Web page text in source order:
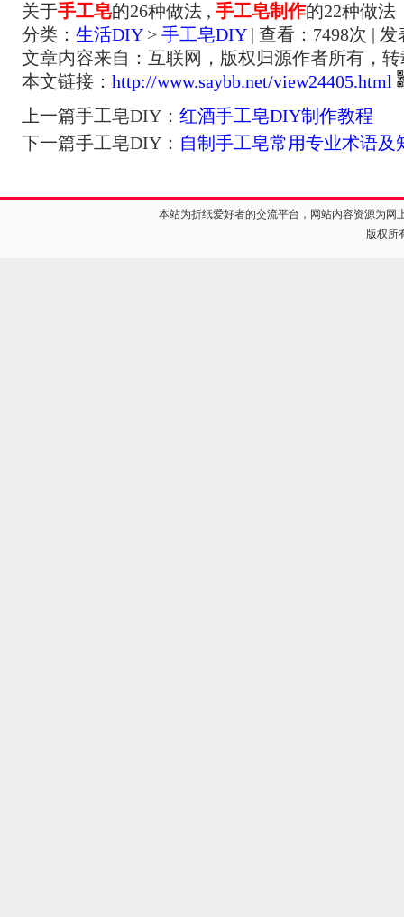
关于手工皂的26种做法 , 手工皂制作的22种做法
分类： 生活DIY> 手工皂DIY| 查看： 7498次 | 发
文章内容来自：互联网，版权归源作者所有，
本文链接： http://www.saybb.net/view24405.html
上一篇手工皂DIY： 红酒手工皂DIY制作教程
下一篇手工皂DIY： 自制手工皂常用专业术语及
本站为折纸爱好者的交流平台，网站内容资源为
版权所